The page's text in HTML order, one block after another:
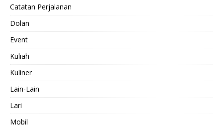
Catatan Perjalanan
Dolan
Event
Kuliah
Kuliner
Lain-Lain
Lari
Mobil